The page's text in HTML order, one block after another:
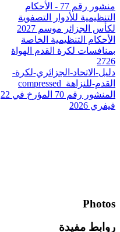
منشور رقم 77 - الأحكام
التنظيمية للأدوار التصفوية
لكأس الجزائر موسم 2027
الأحكام التنظيمية الخاصة
بمنافسات لكرة القدم الهواة
2726
دليل-الاتحاد-الجزائري-لكرة-
القدم-للنزاهة_compressed
المنشور رقم 70 المؤرخ في 22
فيفري 2026
Photos
روابط مفيدة